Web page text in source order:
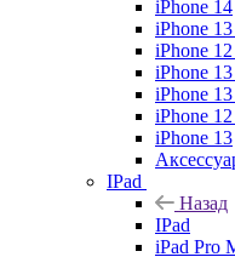
iPhone 14
iPhone
iPhone
iPhone
iPhone
iPhone
iPhone 13
IPad
Назад
IPad
iPad Pro